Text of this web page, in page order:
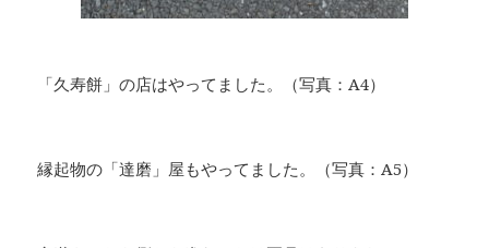
「久寿餅」の店はやってました。（写真：A4）
縁起物の「達磨」屋もやってました。（写真：A5）